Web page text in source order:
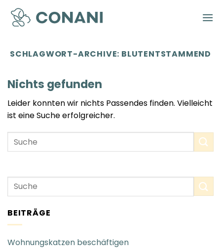
Zum
Inhalt
springen
SCHLAGWORT-ARCHIVE: BLUTENTSTAMMEND
Nichts gefunden
Leider konnten wir nichts Passendes finden. Vielleicht
ist eine Suche erfolgreicher.
BEITRÄGE
Wohnungskatzen beschäftigen